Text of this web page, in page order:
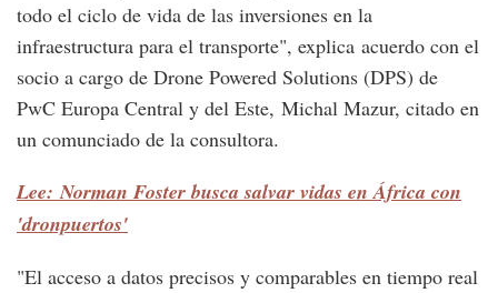
todo el ciclo de vida de las inversiones en la
infraestructura para el transporte", explica acuerdo con el
socio a cargo de Drone Powered Solutions (DPS) de
PwC Europa Central y del Este, Michal Mazur, citado en
un comunciado de la consultora.
Lee: Norman Foster busca salvar vidas en África con
'dronpuertos'
"El acceso a datos precisos y comparables en tiempo real